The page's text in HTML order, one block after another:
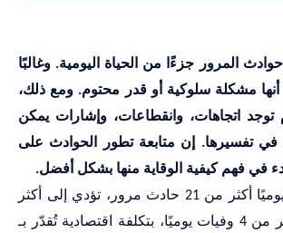
المرور جزءًا من الحياة اليومية. وغالبًا
أنها مشكلة سلوكية أو قدر محتوم. ومع ذلك،
اتجاهات، وانقطاعات، وإشارات يمكن
في تفسيرها. إن متابعة تطور الحوادث على
في فهم كيفية الوقاية منها بشكل أفضل.
يُسجّل في تونس يوميًا أكثر من 21 حادث مرور، تؤدي إلى أكثر
من 32 إصابة وأكثر من 4 وفيات يوميًا، بتكلفة اقتصادية تُقدّر بـ